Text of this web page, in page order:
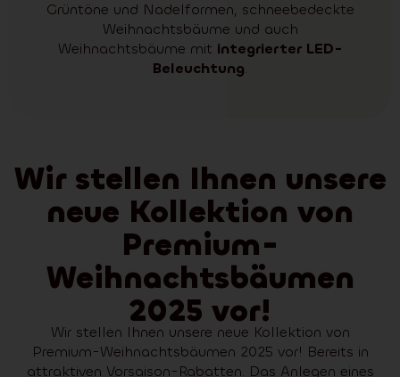
Grüntöne und Nadelformen, schneebedeckte
Weihnachtsbäume und auch
Weihnachtsbäume mit integrierter LED-
Beleuchtung.
Wir stellen Ihnen unsere
neue Kollektion von
Premium-
Weihnachtsbäumen
2025 vor!
Wir stellen Ihnen unsere neue Kollektion von
Premium-Weihnachtsbäumen 2025 vor! Bereits in
attraktiven Vorsaison-Rabatten. Das Anlegen eines